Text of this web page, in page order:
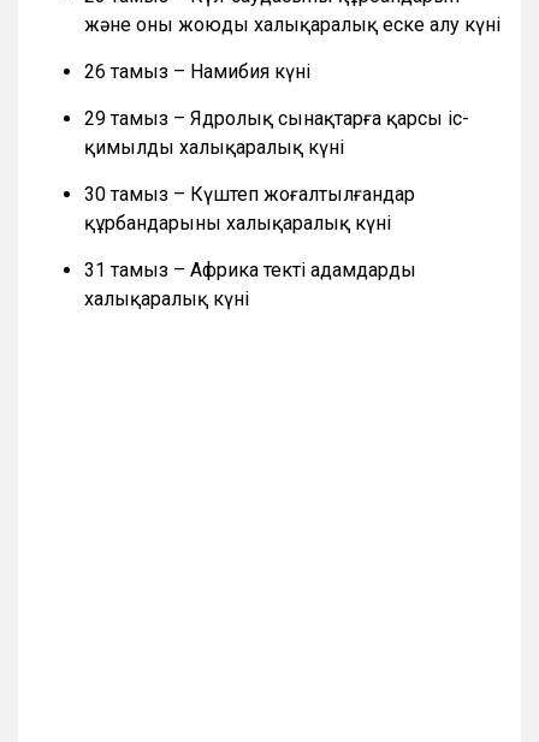
және оны жоюды халықаралық еске алу күні
26 тамыз – Намибия күні
29 тамыз – Ядролық сынақтарға қарсы іс-
қимылдың халықаралық күні
30 тамыз – Күштеп жоғалтылғандар
құрбандарының халықаралық күні
31 тамыз – Африка текті адамдардың
халықаралық күні